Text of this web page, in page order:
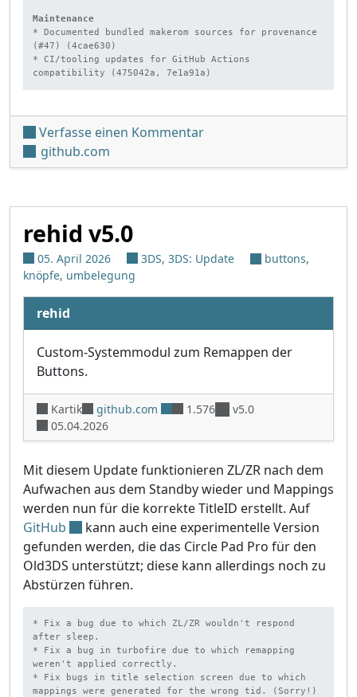
Maintenance
* Documented bundled makerom sources for provenance
(#47) (4cae630)
* CI/tooling updates for GitHub Actions
compatibility (475042a, 7e1a91a)
Verfasse einen Kommentarunter 'Snes9x 3DS
github.com
rehid v5.0
05. April 2026 3DS, 3DS: Update buttons,
knöpfe, umbelegung
rehid
Custom-Systemmodul zum Remappen der
Buttons.
Kartik github.com 1.576
v5.0
05.04.2026
Mit diesem Update funktionieren ZL/ZR nach dem
Aufwachen aus dem Standby wieder und Mappings
werden nun für die korrekte TitleID erstellt. Auf
GitHub
kann auch eine experimentelle Version
gefunden werden, die das Circle Pad Pro für den
Old3DS unterstützt; diese kann allerdings noch zu
Abstürzen führen.
* Fix a bug due to which ZL/ZR wouldn't respond
after sleep.
* Fix a bug in turbofire due to which remapping
weren't applied correctly.
* Fix bugs in title selection screen due to which
mappings were generated for the wrong tid. (Sorry!)